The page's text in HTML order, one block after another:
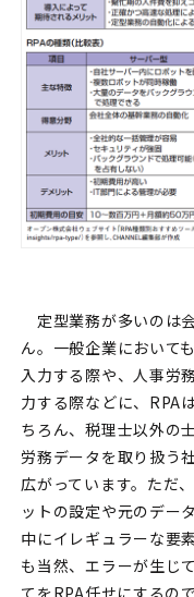
定型業務が多いのは
ん。一般企業において
入力する際や、人事労
力する際などに、RPA
ちろん、税理士以外の
労務データを取り扱う
広がっています。ただ
ットの設定や元のデー
中にイレギュラーな要
も当然、エラーが生じ
てをRPA任せにするの